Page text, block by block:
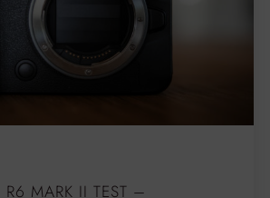
MARK II TEST –